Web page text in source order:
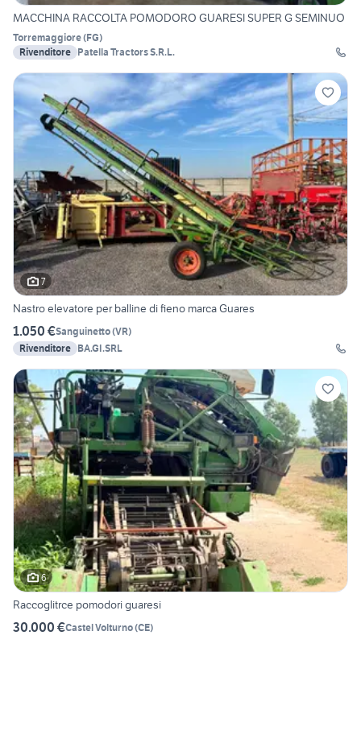
MACCHINA RACCOLTA POMODORO GUARESI SUPER G SEMINUO
Torremaggiore(FG)
Rivenditore Patella Tractors S.R.L.
7
Nastro elevatore per balline di fieno marca Guares
1.050 €Sanguinetto(VR)
Rivenditore BA.GI.SRL
6
Raccoglitrce pomodori guaresi
30.000 €Castel Volturno(CE)